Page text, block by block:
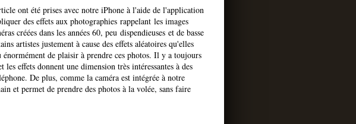
ont été prises avec notre iPhone à l'aide de l'application
des effets aux photographies rappelant les images
créées dans les années 60, peu dispendieuses et de basse
artistes justement à cause des effets aléatoires qu'elles
de plaisir à prendre ces photos. Il y a toujours
effets donnent une dimension très intéressantes à des
De plus, comme la caméra est intégrée à notre
et permet de prendre des photos à la volée, sans faire